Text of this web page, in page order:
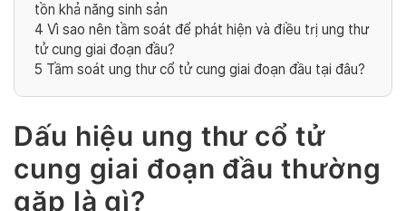
tồn khả năng sinh sản
4 Vì sao nên tầm soát để phát hiện và điều trị ung thư
tử cung giai đoạn đầu?
5 Tầm soát ung thư cổ tử cung giai đoạn đầu tại đâu?
Dấu hiệu ung thư cổ tử
cung giai đoạn đầu thường
gặp là gì?